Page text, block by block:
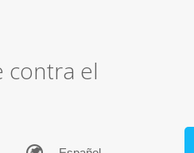
contra el